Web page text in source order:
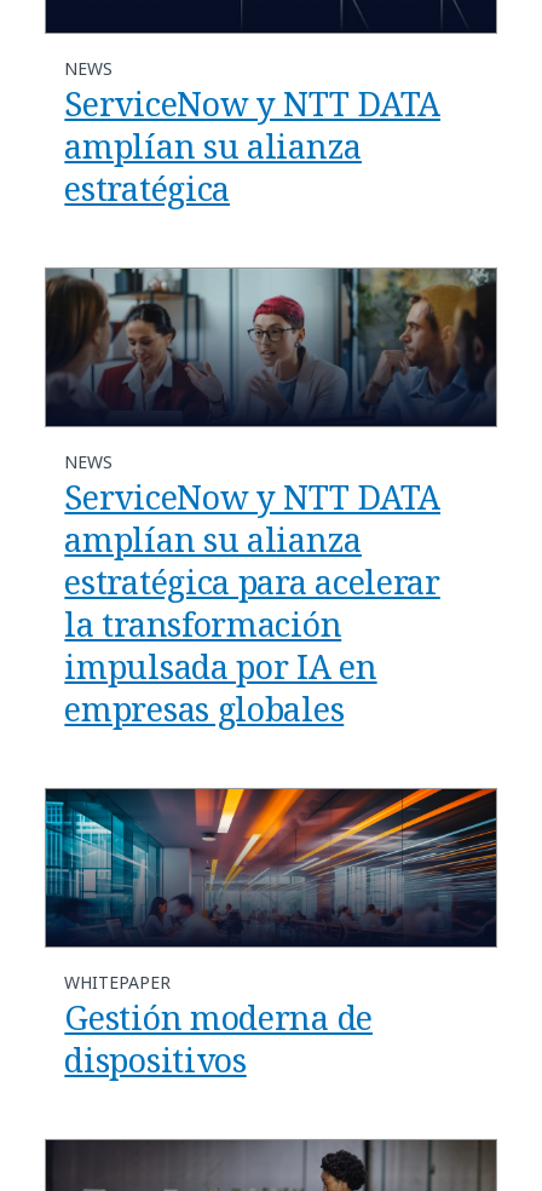
NEWS
ServiceNow y NTT DATA
amplían su alianza
estratégica
NEWS
ServiceNow y NTT DATA
amplían su alianza
estratégica para acelerar
la transformación
impulsada por IA en
empresas globales
WHITEPAPER
Gestión moderna de
dispositivos